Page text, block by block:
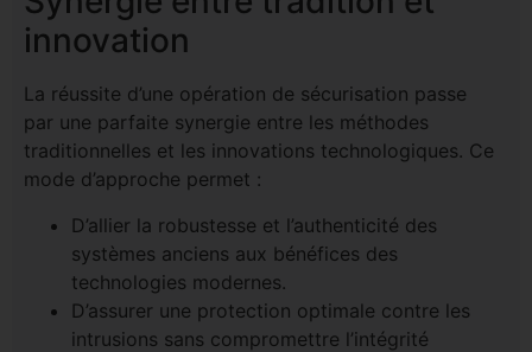
innovation
La réussite d’une opération de sécurisation passe
par une parfaite synergie entre les méthodes
traditionnelles et les innovations technologiques. Ce
mode d’approche permet :
D’allier la robustesse et l’authenticité des
systèmes anciens aux bénéfices des
technologies modernes.
D’assurer une protection optimale contre les
intrusions sans compromettre l’intégrité